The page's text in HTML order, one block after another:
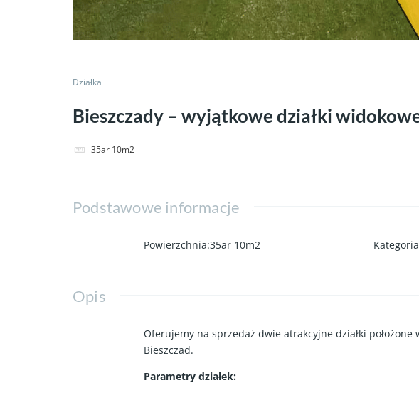
Działka
Bieszczady – wyjątkowe działki
35ar 10m2
Podstawowe informacje
Powierzchnia:35ar 10m2 Kategoria
Opis
Oferujemy na sprzedaż dwie atrakcyjne działki
Bieszczad.
Parametry działek: